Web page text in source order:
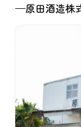
―原田酒造株